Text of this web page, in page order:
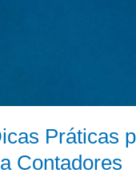
Práticas
Contadores